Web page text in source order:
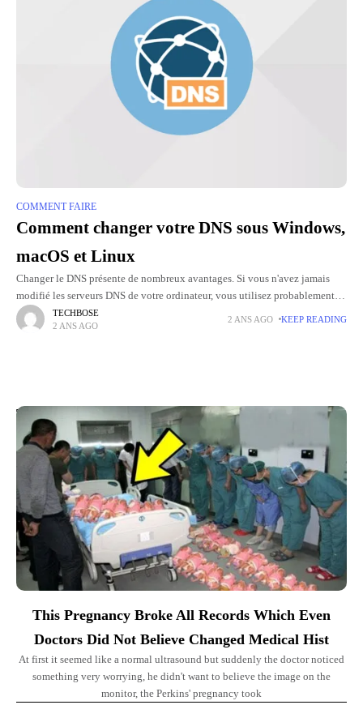
COMMENT FAIRE
Comment changer votre DNS sous Windows,
macOS et Linux
Changer le DNS présente de nombreux avantages. Si vous n'avez jamais
modifié les serveurs DNS de votre ordinateur, vous utilisez probablement
ceux de votre FAI (Fournisseur d'Accès Internet). Et pourtant,
TECHBOSE
2 ANS AGO
2 ANS AGO KEEP READING
Top Picks for You
This Pregnancy Broke All Records Which Even
Doctors Did Not Believe Changed Medical Hist
At first it seemed like a normal ultrasound but suddenly the doctor noticed
something very worrying, he didn't want to believe the image on the
monitor, the Perkins' pregnancy took